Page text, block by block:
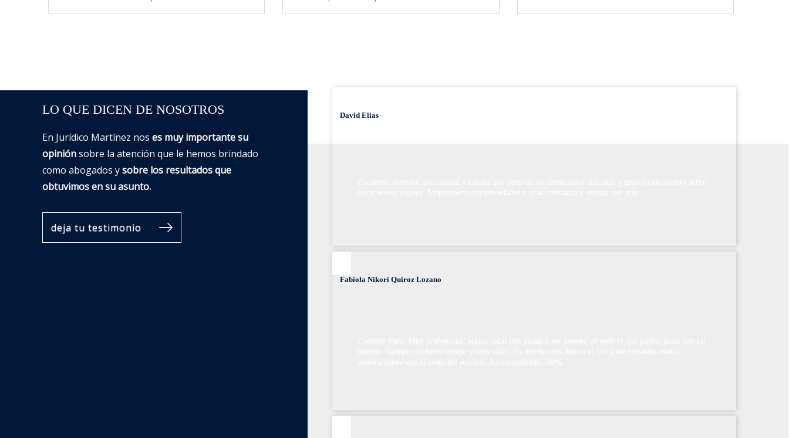
LO QUE DICEN DE NOSOTROS
En Jurídico Martínez nos es muy importante su
opiniónsobre la atención que le hemos brindado
como abogados ysobre los resultados que
obtuvimos en su asunto.
deja tu testimonio
David Elias
Fabiola Nikori Quiroz Lozano